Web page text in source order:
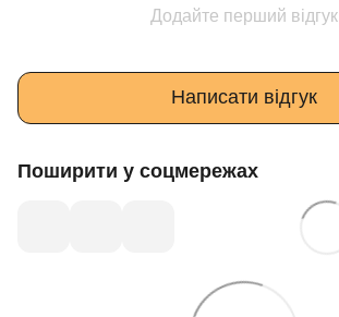
Додайте перший відгук
Написати відгук
Поширити у соцмережах